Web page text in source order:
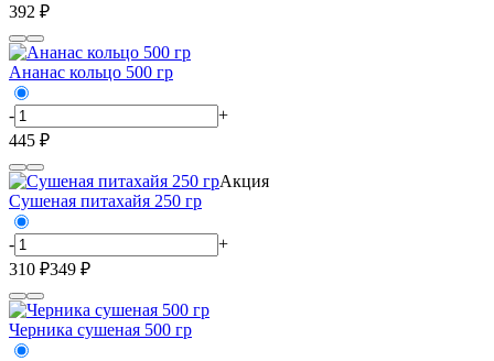
392 ₽
Ананас кольцо 500 гр
-
+
445 ₽
Акция
Сушеная питахайя 250 гр
-
+
310 ₽349 ₽
Черника сушеная 500 гр